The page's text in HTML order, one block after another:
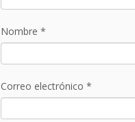
Nombre *
Correo electrónico *